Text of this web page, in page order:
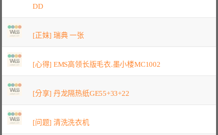
DD
[正妹] 瑞典 一张
[心得] EMS高领长版毛衣.墨小楼MC1002
[分享] 丹龙隔热纸GE55+33+22
[问题] 清洗洗衣机